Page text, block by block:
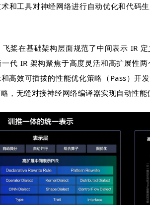
和工具对神经网络进行自动优化和代码
桨在基础架构层面规范了中间表示 IR
代 IR 架构聚焦于高度灵活和高扩展性
高效可插拔的性能优化策略（Pass）开
，无缝对接神经网络编译器实现自动性